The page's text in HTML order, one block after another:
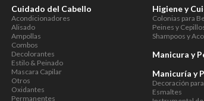
Cuidado del Cabello
Acondicionadores
Alisado
Ampollas
Combos
Decolorantes
Estilo & Peinado
Mascara Capilar
Otros
Oxidantes
Permanentes
Higiene y
Colonias para
Peines y
Shampoos y
Manicura y
Manicuría y
Decoración
Esmaltes